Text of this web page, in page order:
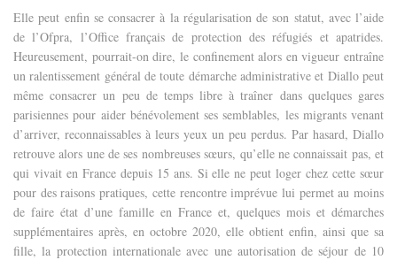
Elle peut enfin se consacrer à la régularisation de son statut, avec l’aide
de l’Ofpra, l’Office français de protection des réfugiés et apatrides.
Heureusement, pourrait-on dire, le confinement alors en vigueur entraîne
un ralentissement général de toute démarche administrative et Diallo peut
même consacrer un peu de temps libre à traîner dans quelques gares
parisiennes pour aider bénévolement ses semblables, les migrants venant
d’arriver, reconnaissables à leurs yeux un peu perdus. Par hasard, Diallo
retrouve alors une de ses nombreuses sœurs, qu’elle ne connaissait pas, et
qui vivait en France depuis 15 ans. Si elle ne peut loger chez cette sœur
pour des raisons pratiques, cette rencontre imprévue lui permet au moins
de faire état d’une famille en France et, quelques mois et démarches
supplémentaires après, en octobre 2020, elle obtient enfin, ainsi que sa
fille, la protection internationale avec une autorisation de séjour de 10